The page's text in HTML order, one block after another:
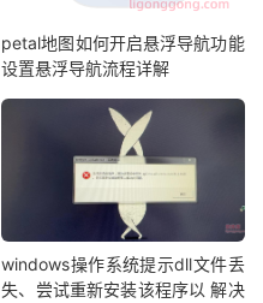
petal地图如何开启悬浮导航功能
设置悬浮导航流程详解
windows操作系统提示dll文件丢
失、尝试重新安装该程序以 解决